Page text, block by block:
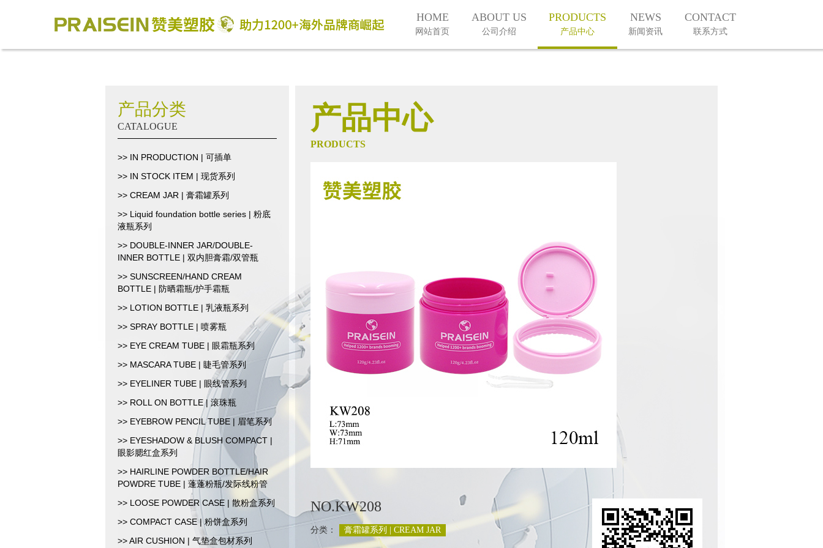
HOME
网站首页
ABOUT US
公司介绍
PRODUCTS
产品中心
NEWS
新闻资讯
CONTACT
联系方式
产品分类
CATALOGUE
>> IN PRODUCTION | 可插单
>> IN STOCK ITEM | 现货系列
>> CREAM JAR | 膏霜罐系列
>> Liquid foundation bottle series | 粉底
液瓶系列
>> DOUBLE-INNER JAR/DOUBLE-
INNER BOTTLE | 双内胆膏霜/双管瓶
>> SUNSCREEN/HAND CREAM
BOTTLE | 防晒霜瓶/护手霜瓶
>> LOTION BOTTLE | 乳液瓶系列
>> SPRAY BOTTLE | 喷雾瓶
>> EYE CREAM TUBE | 眼霜瓶系列
>> MASCARA TUBE | 睫毛管系列
>> EYELINER TUBE | 眼线管系列
>> ROLL ON BOTTLE | 滚珠瓶
>> EYEBROW PENCIL TUBE | 眉笔系列
>> EYESHADOW & BLUSH COMPACT |
眼影腮红盒系列
>> HAIRLINE POWDER BOTTLE/HAIR
POWDRE TUBE | 蓬蓬粉瓶/发际线粉管
>> LOOSE POWDER CASE | 散粉盒系列
>> COMPACT CASE | 粉饼盒系列
>> AIR CUSHION | 气垫盒包材系列
产品中心
PRODUCTS
NO.KW208
分类： 膏霜罐系列 | CREAM JAR